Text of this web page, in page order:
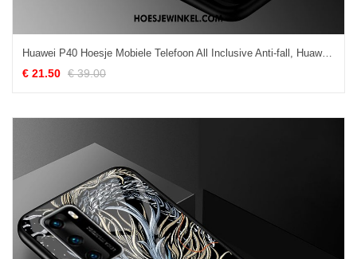
Huawei P40 Hoesje Mobiele Telefoon All Inclusive Anti-fall, Huawei P40 Hoesje Hard Bescherming
€ 21.50 € 39.00